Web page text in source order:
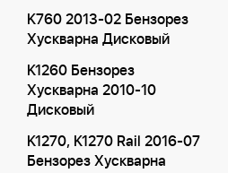
K760 2013-02 Бензорез
Хускварна Дисковый
K1260 Бензорез
Хускварна 2010-10
Дисковый
K1270, K1270 Rail 2016-07
Бензорез Хускварна